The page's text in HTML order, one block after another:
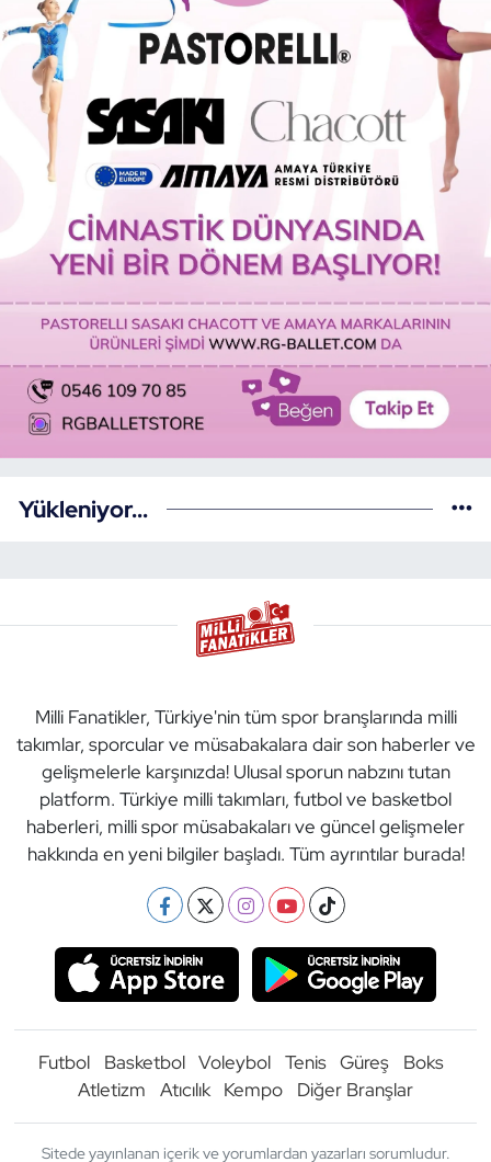
Yükleniyor...
Milli Fanatikler, Türkiye'nin tüm spor branşlarında milli
takımlar, sporcular ve müsabakalara dair son haberler ve
gelişmelerle karşınızda! Ulusal sporun nabzını tutan
platform. Türkiye milli takımları, futbol ve basketbol
haberleri, milli spor müsabakaları ve güncel gelişmeler
hakkında en yeni bilgiler başladı. Tüm ayrıntılar burada!
Futbol Basketbol Voleybol Tenis Güreş
Boks
Atletizm
Atıcılık Kempo Diğer Branşlar
Sitede yayınlanan içerik ve yorumlardan yazarları sorumludur.